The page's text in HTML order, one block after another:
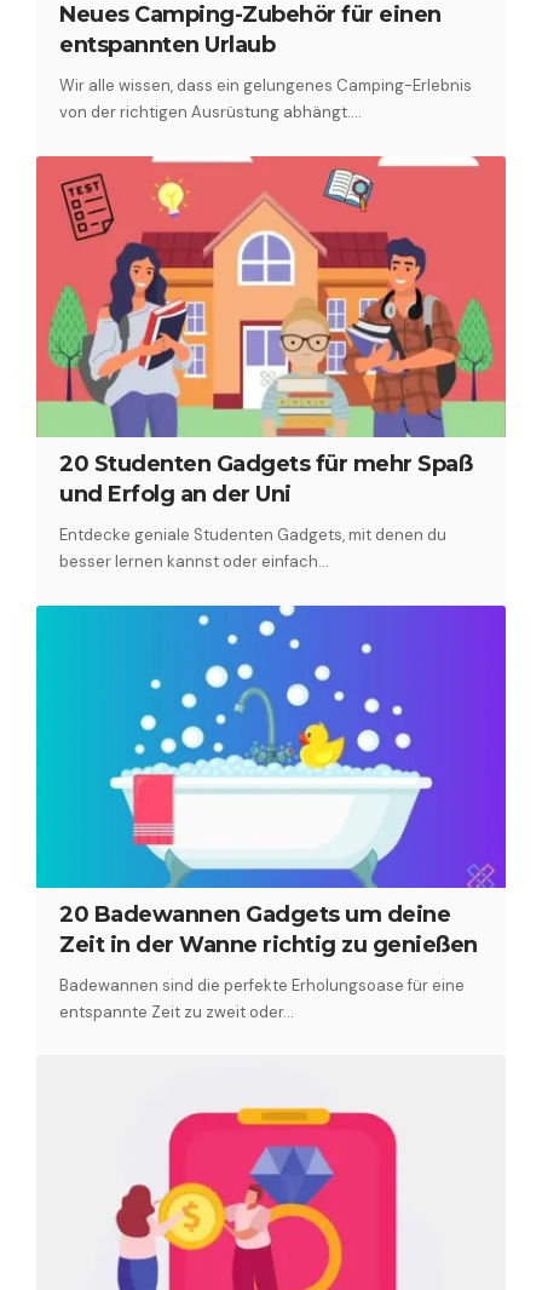
Neues Camping-Zubehör für einen
entspannten Urlaub
Wir alle wissen, dass ein gelungenes Camping-Erlebnis
von der richtigen Ausrüstung abhängt.…
20 Studenten Gadgets für mehr Spaß
und Erfolg an der Uni
Entdecke geniale Studenten Gadgets, mit denen du
besser lernen kannst oder einfach…
20 Badewannen Gadgets um deine
Zeit in der Wanne richtig zu genießen
Badewannen sind die perfekte Erholungsoase für eine
entspannte Zeit zu zweit oder…